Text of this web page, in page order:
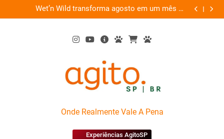
to
Wet’n Wild transforma agosto em um mês de
diversão e conexão
“Led
AgitoSP
Onde Realmente Vale A Pena
Experiências AgitoSP